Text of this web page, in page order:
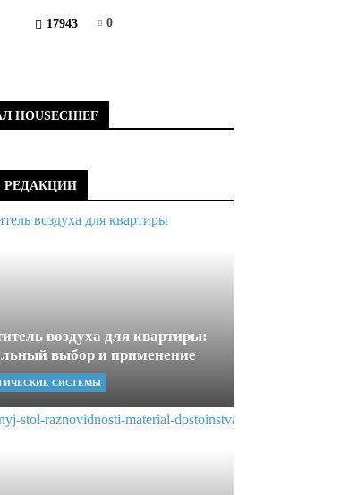
17943 0
HOUSECHIEF
РЕДАКЦИИ
воздуха для квартиры:
выбор и применение
СИСТЕМЫ